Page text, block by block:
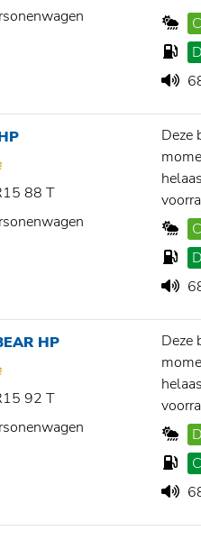
C
D
88 T
Deze
C
D
HP
92 T
Deze
D
C